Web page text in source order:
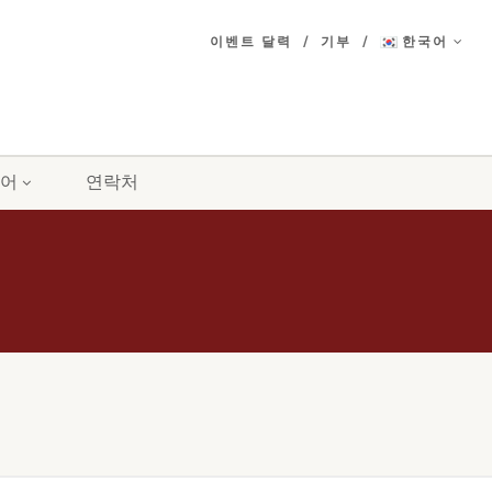
이벤트 달력 기부 한국어
연락처